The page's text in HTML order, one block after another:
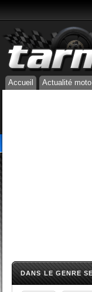
Accueil Actualité moto
DANS LE GENRE